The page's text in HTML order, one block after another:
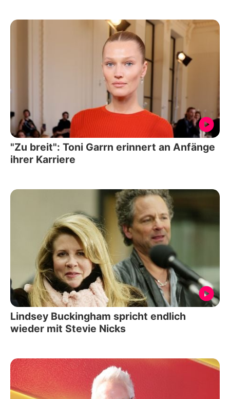
"Zu breit": Toni Garrn erinnert an Anfänge
ihrer Karriere
Lindsey Buckingham spricht endlich
wieder mit Stevie Nicks